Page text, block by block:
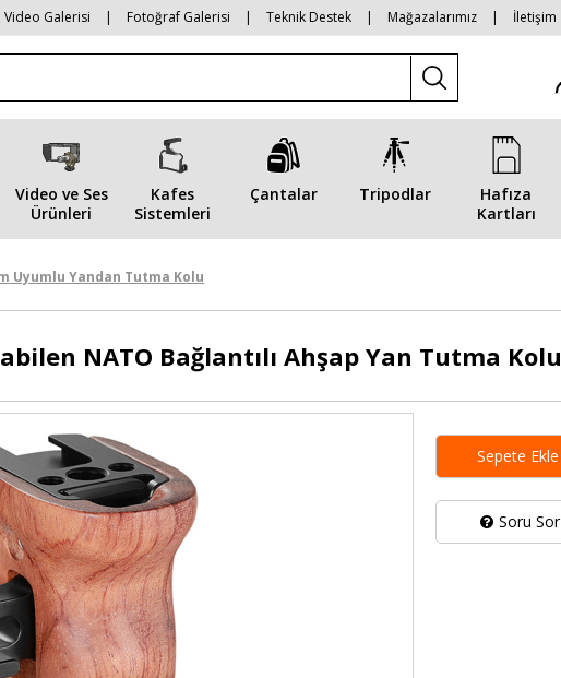
Video Galerisi | Fotoğraf Galerisi | Teknik Destek | Mağazalarımız | İletişim
Video ve Ses
Ürünleri
Kafes
Sistemleri
Çantalar Tripodlar
Hafıza
Kartları
Uyumlu Yandan Tutma Kolu
NATO Bağlantılı Ahşap Yan Tutma Kolu
Sepete Ekle
Soru Sor